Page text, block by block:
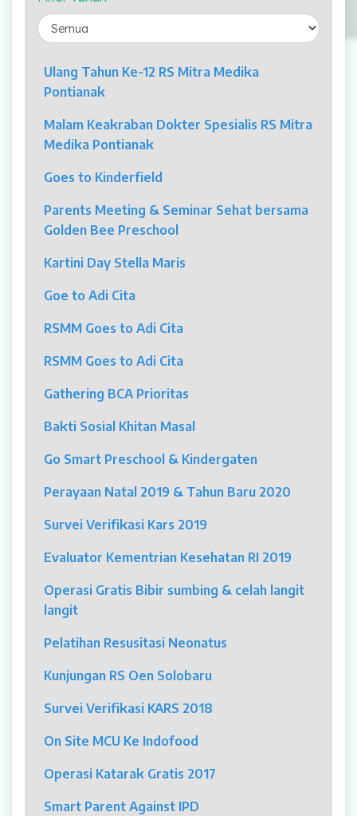
Laparaskopi
OCT
Eye Care
Multi Slice CT-Scan 128 Slices
Mamografi
Klinik Andrologi
Klinik Nyeri
Dokter
Jadwal Dokter
Sunday Clinic
Dokter Spesialis
Dokter Umum
Pelayanan
Rawat Jalan
Ulang Tahun Ke-12 RS Mitra Medika
Pontianak
Malam Keakraban Dokter Spesialis RS Mitra
Medika Pontianak
Goes to Kinderfield
Parents Meeting & Seminar Sehat bersama
Golden Bee Preschool
Kartini Day Stella Maris
Goe to Adi Cita
RSMM Goes to Adi Cita
RSMM Goes to Adi Cita
Gathering BCA Prioritas
Bakti Sosial Khitan Masal
Go Smart Preschool & Kindergaten
Perayaan Natal 2019 & Tahun Baru 2020
Survei Verifikasi Kars 2019
Evaluator Kementrian Kesehatan RI 2019
Operasi Gratis Bibir sumbing & celah langit
langit
Pelatihan Resusitasi Neonatus
Kunjungan RS Oen Solobaru
Survei Verifikasi KARS 2018
On Site MCU Ke Indofood
Operasi Katarak Gratis 2017
Smart Parent Against IPD